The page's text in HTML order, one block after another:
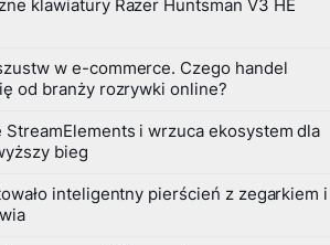
klawiatury Razer Huntsman V3 HE
w e-commerce. Czego handel
od branży rozrywki online?
StreamElements i wrzuca ekosystem dla
bieg
inteligentny pierścień z zegarkiem i